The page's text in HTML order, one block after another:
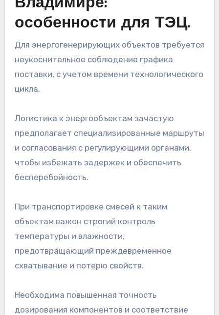
Владимире:
особенности для ТЭЦ.
Для энергогенерирующих объектов требуется
неукоснительное соблюдение графика
поставки, с учетом времени технологического
цикла.
Логистика к энергообъектам зачастую
предполагает специализированные маршруты
и согласования с регулирующими органами,
чтобы избежать задержек и обеспечить
бесперебойность.
При транспортировке смесей к таким
объектам важен строгий контроль
температуры и влажности,
предотвращающий преждевременное
схватывание и потерю свойств.
Необходима повышенная точность
дозирования компонентов и соответствие